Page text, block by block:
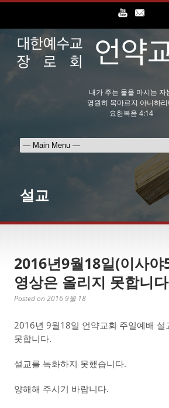
내가 주는 물을 마시는 자
영원히 목마르지 아니하리
요한복음 4:14
설교
2016년9월18일(이사
영상은 올리지 못합니
Posted on 2016 9월 18
2016년 9월18일 언약교회 주일예배 설
못합니다.
설교를 녹화하지 못했습니다.
양해해 주시기 바랍니다.